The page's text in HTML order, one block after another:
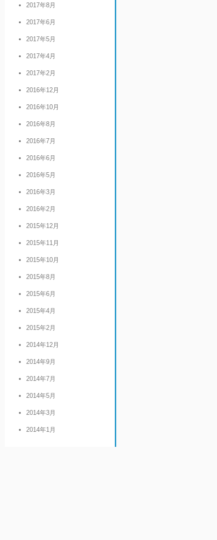
2017年8月
2017年6月
2017年5月
2017年4月
2017年2月
2016年12月
2016年10月
2016年8月
2016年7月
2016年6月
2016年5月
2016年3月
2016年2月
2015年12月
2015年11月
2015年10月
2015年8月
2015年6月
2015年4月
2015年2月
2014年12月
2014年9月
2014年7月
2014年5月
2014年3月
2014年1月